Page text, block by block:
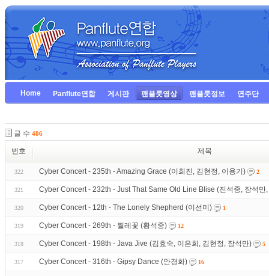
Home Panflute연합 게시판 팬플룻영상 팬플룻정보 연주단
글 수 406
번호 제목
322 Cyber Concert - 235th - Amazing Grace (이희진, 김현정, 이용기) 2
321 Cyber Concert - 232th - Just That Same Old Line Blise (진석중, 장석만
320 Cyber Concert - 12th - The Lonely Shepherd (이선미) 1
319 Cyber Concert - 269th - 찔레꽃 (황석중) 12
318 Cyber Concert - 198th - Java Jive (김효숙, 이은희, 김현정, 장석만) 5
317 Cyber Concert - 316th - Gipsy Dance (안경화) 16